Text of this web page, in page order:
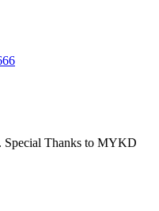
. Special Thanks to MYKD